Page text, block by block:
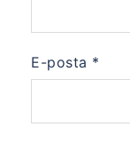
E-posta *